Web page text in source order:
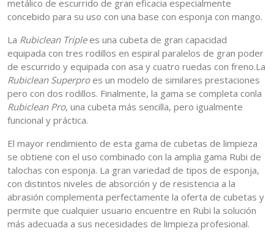
metálico de escurrido de gran eficacia especialmente
concebido para su uso con una base con esponja con mango.
La Rubiclean Triplees una cubeta de gran capacidad
equipada con tres rodillos en espiral paralelos de gran poder
de escurrido y equipada con asa y cuatro ruedas con freno.La
Rubiclean Superproes un modelo de similares prestaciones
pero con dos rodillos. Finalmente, la gama se completa conla
Rubiclean Pro, una cubeta más sencilla, pero igualmente
funcional y práctica.
El mayor rendimiento de esta gama de cubetas de limpieza
se obtiene con el uso combinado con la amplia gama Rubi de
talochas con esponja. La gran variedad de tipos de esponja,
con distintos niveles de absorción y de resistencia a la
abrasión complementa perfectamente la oferta de cubetas y
permite que cualquier usuario encuentre en Rubi la solución
más adecuada a sus necesidades de limpieza profesional.